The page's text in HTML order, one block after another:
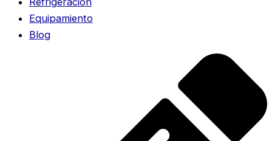
Equipamiento
Blog